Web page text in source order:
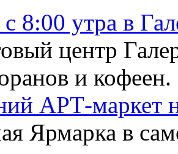
с 8:00 утра в
центр
и кофеен.
АРТ-маркет
Ярмарка в